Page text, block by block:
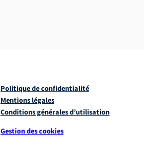
Politique de confidentialité
Mentions légales
Conditions générales d’utilisation
Gestion des cookies